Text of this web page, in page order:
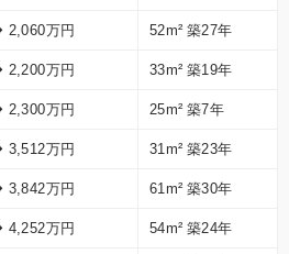
2,060万円 52m² 築27年
2,200万円 33m² 築19年
2,300万円 25m² 築7年
3,512万円 31m² 築23年
3,842万円 61m² 築30年
4,252万円 54m² 築24年